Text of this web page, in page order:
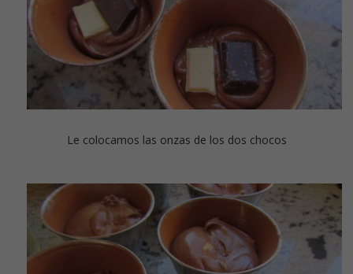
Le colocamos las onzas de los dos chocos